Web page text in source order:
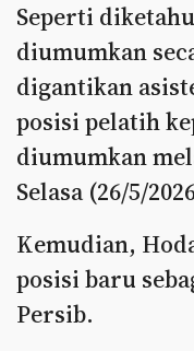
Seperti
diumumkan
digantikan
posisi pelatih
diumumkan
Selasa (26/5/
Kemudian,
posisi baru
Persib.